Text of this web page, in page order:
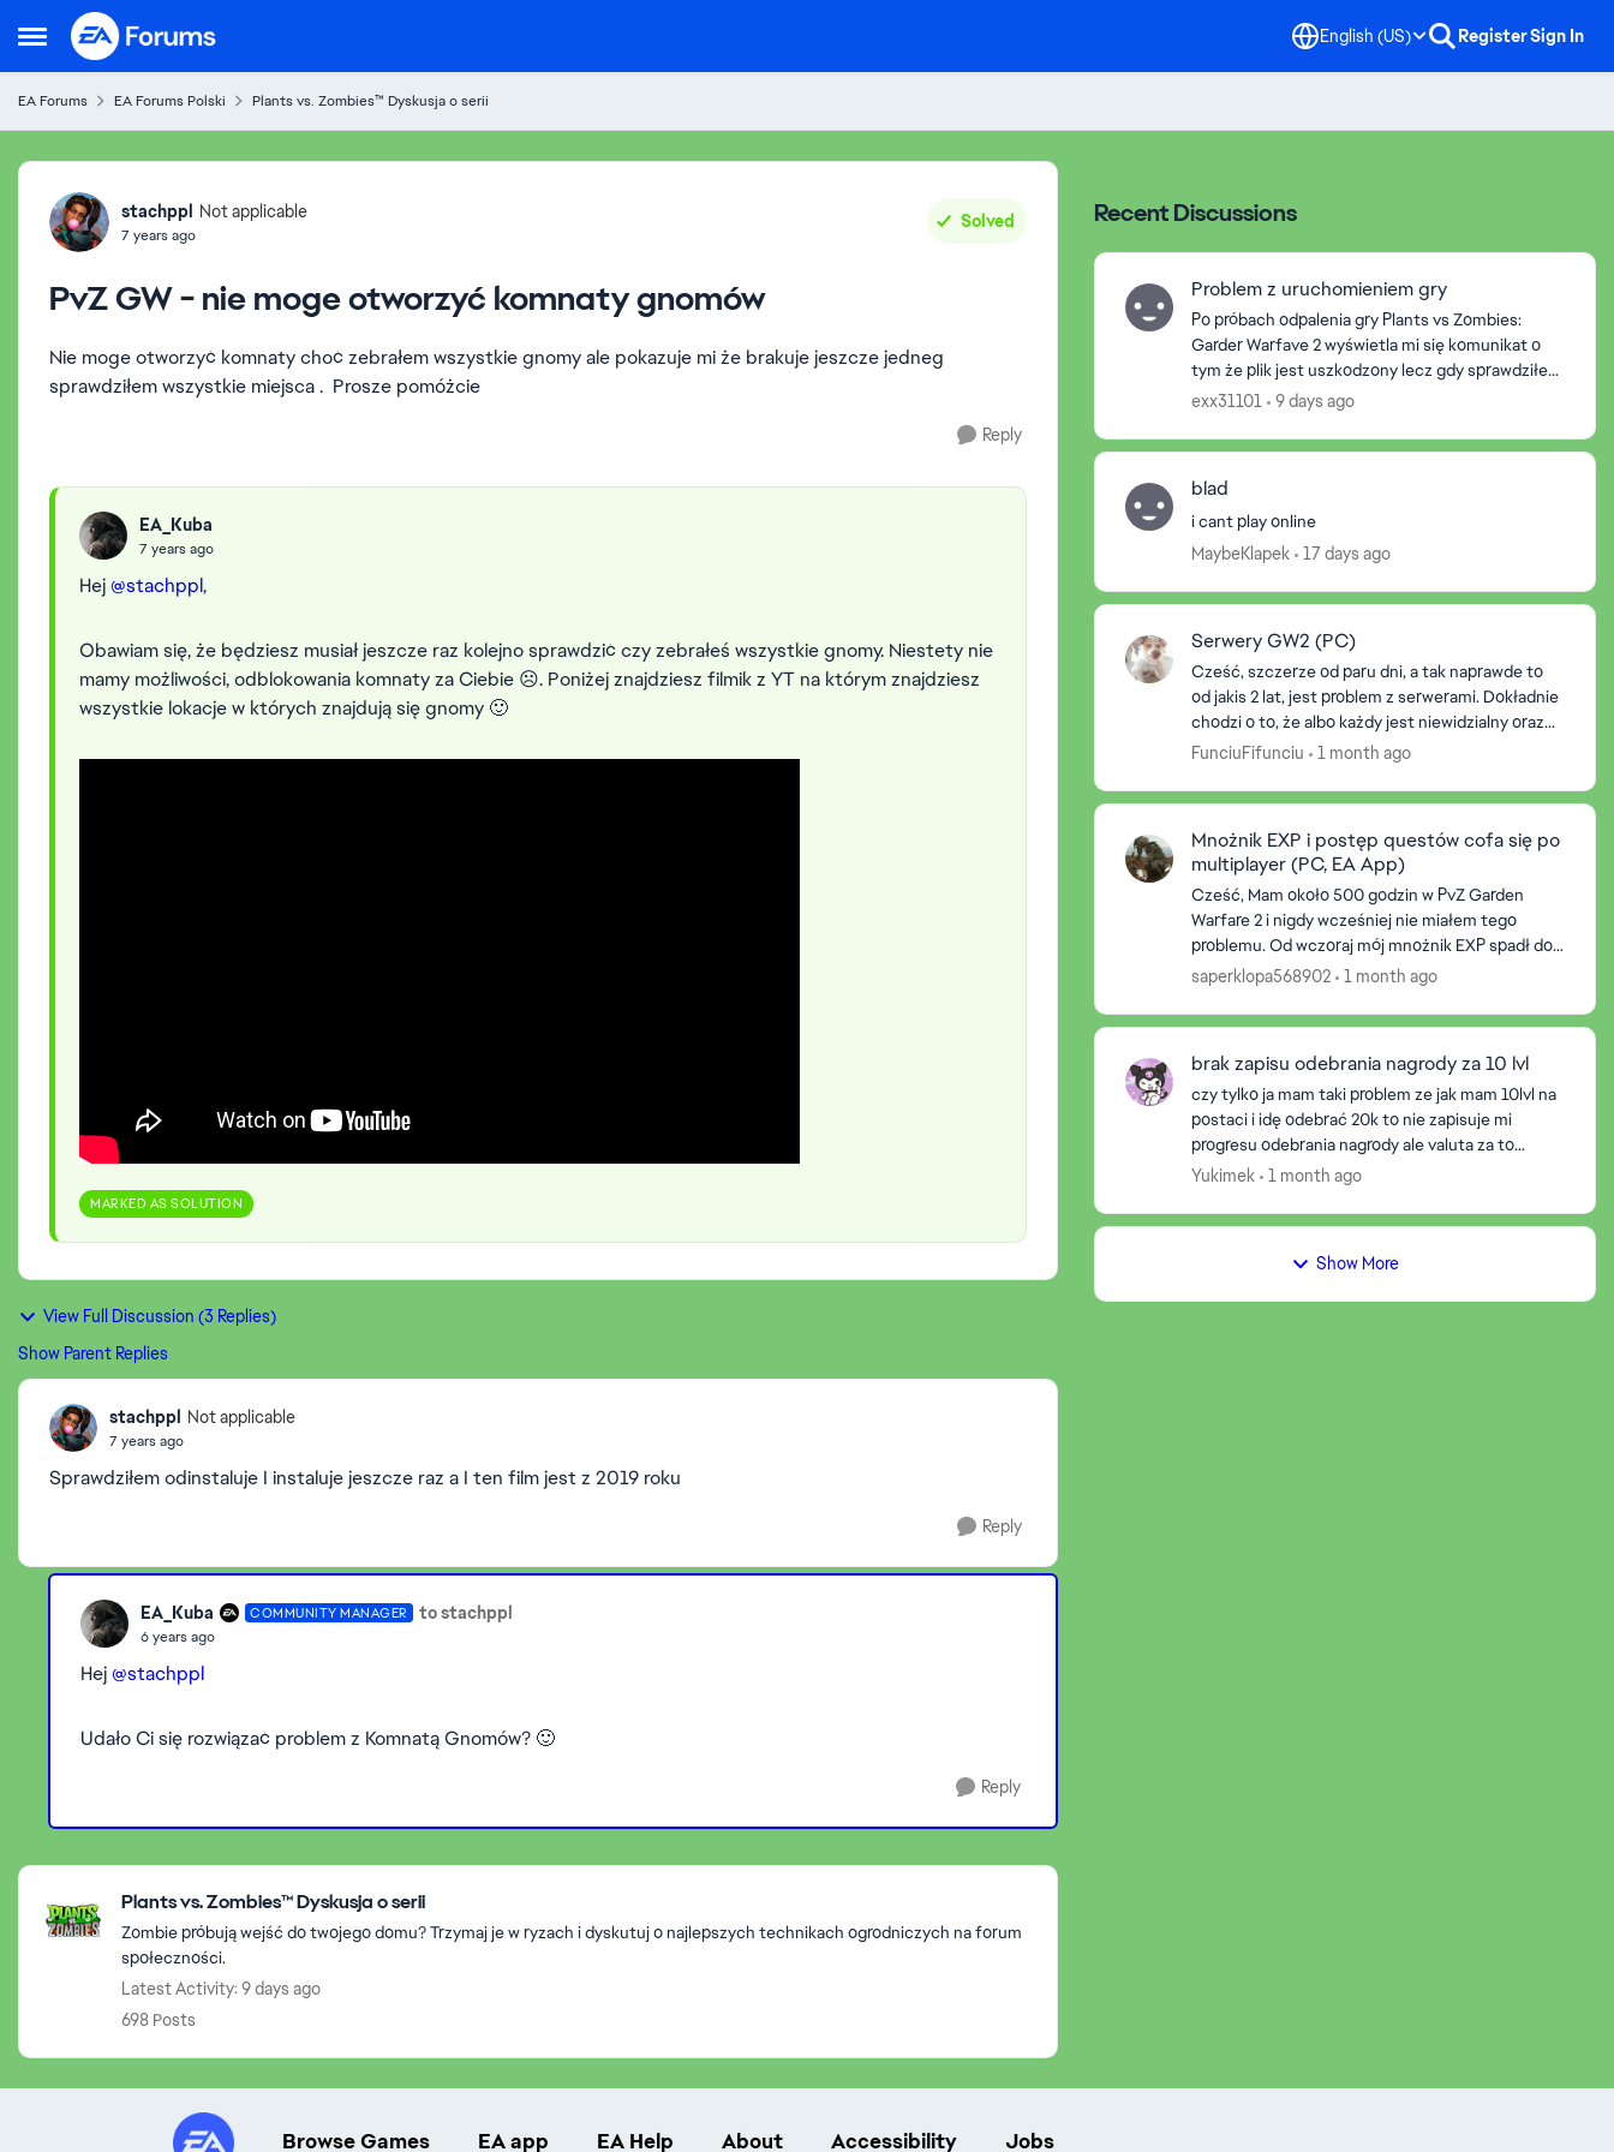
Open Side Menu
Skip to content English (US) RegisterSign In
EA Forums EA Forums Polski Plants vs. Zombies™ Dyskusja o serii
Forum Discussion
stachppl Not applicable
7 years ago
Solved
PvZ GW - nie moge otworzyć komnaty gnomów
Nie moge otworzyć komnaty choć zebrałem wszystkie gnomy ale pokazuje mi że brakuje jeszcze jedneg
sprawdziłem wszystkie miejsca . Prosze pomóżcie
Reply
EA_Kuba
7 years ago
Hej @stachppl,
Obawiam się, że będziesz musiał jeszcze raz kolejno sprawdzić czy zebrałeś wszystkie gnomy. Niestety nie
mamy możliwości, odblokowania komnaty za Ciebie ☹️. Poniżej znajdziesz filmik z YT na którym znajdziesz
wszystkie lokacje w których znajdują się gnomy 🙂
MARKED AS SOLUTION
View Full Discussion (3 Replies)
Show Parent Replies
stachppl Not applicable
7 years ago
Sprawdziłem odinstaluje I instaluje jeszcze raz a I ten film jest z 2019 roku
Reply
EA_Kuba COMMUNITY MANAGER to stachppl
6 years ago
Hej @stachppl
Udało Ci się rozwiązać problem z Komnatą Gnomów? 🙂
Reply
Featured Places
Plants vs. Zombies™ Dyskusja o serii
Zombie próbują wejść do twojego domu? Trzymaj je w ryzach i dyskutuj o najlepszych technikach ogrodniczych na forum
społeczności.
Latest Activity: 9 days ago
698 Posts
Recent Discussions
Problem z uruchomieniem gry
Po próbach odpalenia gry Plants vs Zombies:
Garder Warfave 2 wyświetla mi się komunikat o
tym że plik jest uszkodzony lecz gdy sprawdziłem
spójność to wszystko było w porządku. Po
exx31101 9 days ago
blad
i cant play online
MaybeKlapek
17 days ago
Serwery GW2 (PC)
Cześć, szczerze od paru dni, a tak naprawde to
od jakis 2 lat, jest problem z serwerami. Dokładnie
chodzi o to, że albo każdy jest niewidzialny oraz
ma 1hp, albo, gdy postać umiera to wybucha i
FunciuFifunciu 1 month ago
Mnożnik EXP i postęp questów cofa się po
multiplayer (PC, EA App)
Cześć, Mam około 500 godzin w PvZ Garden
Warfare 2 i nigdy wcześniej nie miałem tego
problemu. Od wczoraj mój mnożnik EXP spadł do
1.75 (naturalny spadek z powodu przerwy w
saperklopa568902 1 month ago
brak zapisu odebrania nagrody za 10 lvl
czy tylko ja mam taki problem ze jak mam 10lvl na
postaci i idę odebrać 20k to nie zapisuje mi
progresu odebrania nagrody ale valuta za to
zostaje na koncie i mogę cały czas odbierać ta
Yukimek 1 month ago
Show More
Browse Games EA app EA Help About Accessibility Jobs